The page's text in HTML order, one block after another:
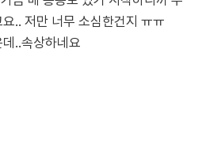
.. 저만 너무 소심한건지 ㅠㅠ
..속상하네요